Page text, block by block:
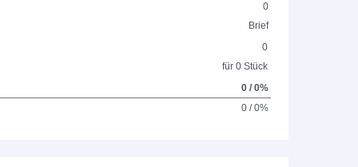
0
Brief
0
für 0 Stück
0 / 0%
0 / 0%